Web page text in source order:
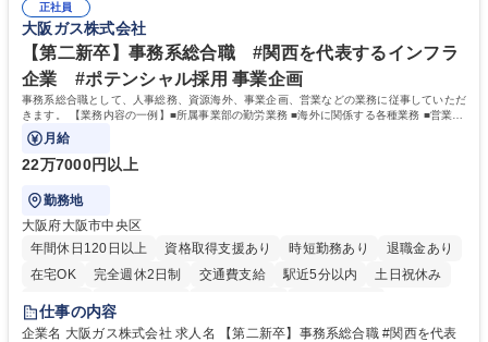
でも質問・相談できる環境が整っているため、安心して成長できます。 募
集職種 【森ビルG】人事・総務◆賞与5ヶ月◆年休120日◆残業少なめ◆
リモート可
務に挑戦できるため、自身の成長と組織への貢献度をダイレクトに実感で
きます。 残業少なめ、週1日リモート可など、ワークライフバランスを保
ち長期活躍できる環境です。 「これまでの幅広い経験を活かし、長期的な
キャリアを築きたい」という前向きな意欲と挑戦を全力で応援します。 学
歴・資格 学歴：大学院 大学 高専 短大 専修学校 高校 語学力： 資格：日商
簿記検定1級 日商簿記検定2級 日商簿記検定3級
正社員
大阪ガス株式会社
【第二新卒】事務系総合職 #関西を代表するインフラ
企業 #ポテンシャル採用 事業企画
事務系総合職として、人事総務、資源海外、事業企画、営業などの業務に従事していただ
きます。 【業務内容の一例】■所属事業部の勤労業務 ■海外に関係する各種業務 ■営業部
門の企画スタッフ、ルート営業
月給
22万7000円以上
勤務地
大阪府大阪市中央区
年間休日120日以上
資格取得支援あり 時短勤務あり
退職金あり
在宅OK
完全週休2日制 交通費支給 駅近5分以内
土日祝休み
服装自由
第二新卒歓迎
仕事の内容
企業名 大阪ガス株式会社 求人名 【第二新卒】事務系総合職 #関西を代表